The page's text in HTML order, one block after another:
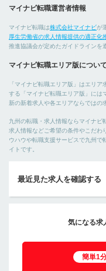
マイナビ転職運営者情報
マイナビ転職は株式会社マイナビが
厚生労働省の求人情報提供の適正化
推進協議会が定めたガイドラインを
マイナビ転職エリア版について
「マイナビ転職エリア版」はエリア
する「マイナビ転職エリア版」には
新の新着求人や各エリアならではの
九州の転職・求人情報ならマイナビ
求人情報などご希望の条件やこだわ
ウハウや転職支援サービスで九州で
イトです。
最近見た求人を確認する
気になる求
簡単1